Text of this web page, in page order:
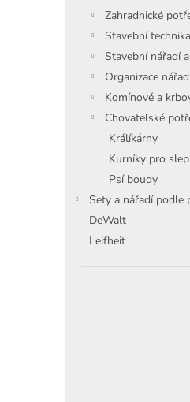
Zahradnické
Stavební technika
Stavební nářadí
Organizace
Komínové a
Chovatelské
Králíkárny
Kurníky pro
Psí boudy
Sety a nářadí podle
DeWalt
Leifheit